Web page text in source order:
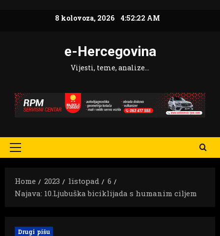
8 kolovoza, 2026 4:52:23 AM
e-Hercegovina
Vijesti, teme, analize…
Primary
Home
2023 listopad
6
Najava: 10.Ljubuška biciklijada s humanim ciljem
Drugi pišu